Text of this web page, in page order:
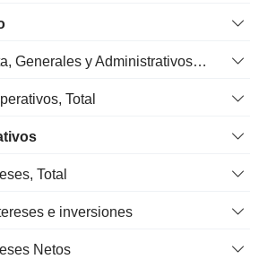
Gastos de Venta, Generales y Administrativos, Total
Total
Total
e inversiones
Netos